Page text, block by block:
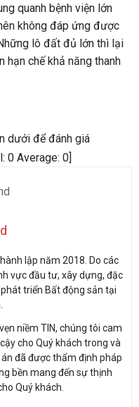
quanh bệnh viện lớn
không đáp ứng được
lô đất đủ lớn thì lại
hạn chế khả năng thanh
dưới để đánh giá
0 Average: 0
lập năm 2018. Do các
vực đầu tư, xây dựng, đặc
triển Bất động sản tại
niềm TIN, chúng tôi cam
cho Quý khách trong và
đã được thẩm định pháp
bền mang đến sự thịnh
Quý khách.